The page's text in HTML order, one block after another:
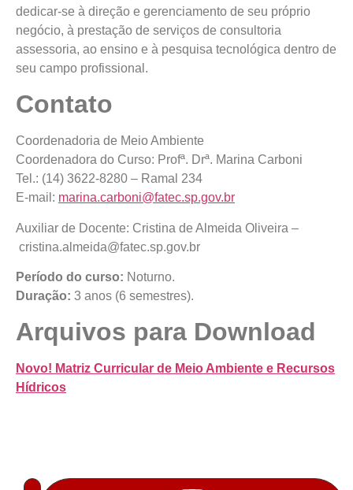
dedicar-se à direção e gerenciamento de seu próprio
negócio, à prestação de serviços de consultoria
assessoria, ao ensino e à pesquisa tecnológica dentro de
seu campo profissional.
Contato
Coordenadoria de Meio Ambiente
Coordenadora do Curso: Profª. Drª. Marina Carboni
Tel.: (14) 3622-8280 – Ramal 234
E-mail: marina.carboni@fatec.sp.gov.br
Auxiliar de Docente: Cristina de Almeida Oliveira –
cristina.almeida@fatec.sp.gov.br
Período do curso: Noturno.
Duração: 3 anos (6 semestres).
Arquivos para Download
Novo! Matriz Curricular de Meio Ambiente e Recursos
Hídricos